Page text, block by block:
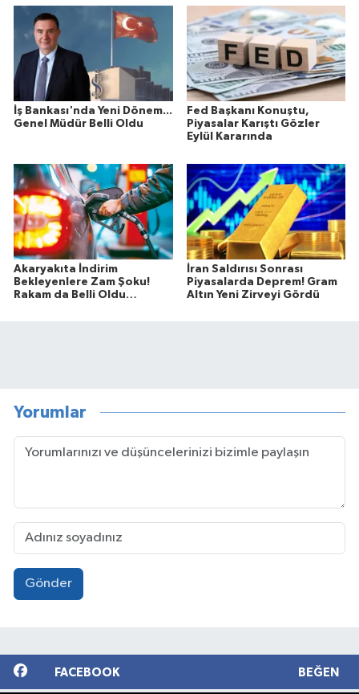
İş Bankası'nda Yeni Dönem...
Genel Müdür Belli Oldu
Fed Başkanı Konuştu,
Piyasalar Karıştı Gözler
Eylül Kararında
Akaryakıta İndirim
Bekleyenlere Zam Şoku!
Rakam da Belli Oldu…
İran Saldırısı Sonrası
Piyasalarda Deprem! Gram
Altın Yeni Zirveyi Gördü
Yorumlar
Gönder
FACEBOOK BEĞEN